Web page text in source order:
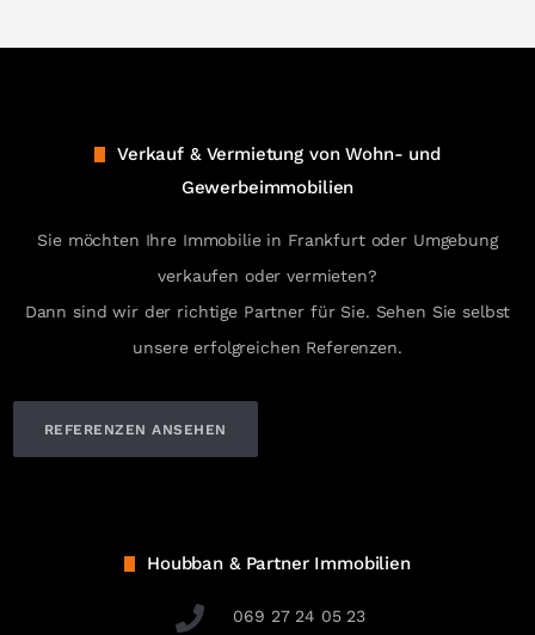
Verkauf & Vermietung von Wohn- und
Gewerbeimmobilien
Sie möchten Ihre Immobilie in Frankfurt oder Umgebung
verkaufen oder vermieten?
Dann sind wir der richtige Partner für Sie. Sehen Sie selbst
unsere erfolgreichen Referenzen.
REFERENZEN ANSEHEN
Houbban & Partner Immobilien
069 27 24 05 23